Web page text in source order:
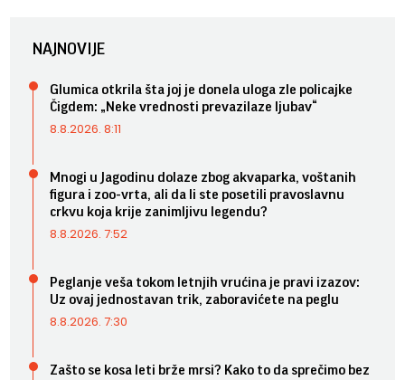
NAJNOVIJE
Glumica otkrila šta joj je donela uloga zle policajke
Čigdem: „Neke vrednosti prevazilaze ljubav“
8.8.2026. 8:11
Mnogi u Jagodinu dolaze zbog akvaparka, voštanih
figura i zoo-vrta, ali da li ste posetili pravoslavnu
crkvu koja krije zanimljivu legendu?
8.8.2026. 7:52
Peglanje veša tokom letnjih vrućina je pravi izazov:
Uz ovaj jednostavan trik, zaboravićete na peglu
8.8.2026. 7:30
Zašto se kosa leti brže mrsi? Kako to da sprečimo bez